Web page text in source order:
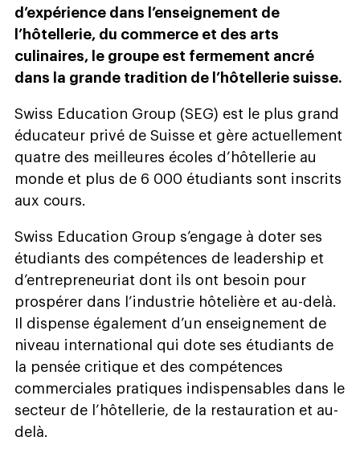
d’expérience dans l’enseignement de
l’hôtellerie, du commerce et des arts
culinaires, le groupe est fermement ancré
dans la grande tradition de l’hôtellerie suisse.
Swiss Education Group (SEG) est le plus grand
éducateur privé de Suisse et gère actuellement
quatre des meilleures écoles d’hôtellerie au
monde et plus de 6 000 étudiants sont inscrits
aux cours.
Swiss Education Group s’engage à doter ses
étudiants des compétences de leadership et
d’entrepreneuriat dont ils ont besoin pour
prospérer dans l’industrie hôtelière et au-delà.
Il dispense également d’un enseignement de
niveau international qui dote ses étudiants de
la pensée critique et des compétences
commerciales pratiques indispensables dans le
secteur de l’hôtellerie, de la restauration et au-
delà.